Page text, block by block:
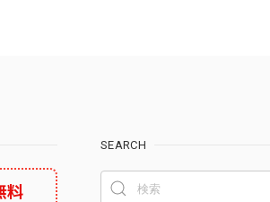
料
SEARCH